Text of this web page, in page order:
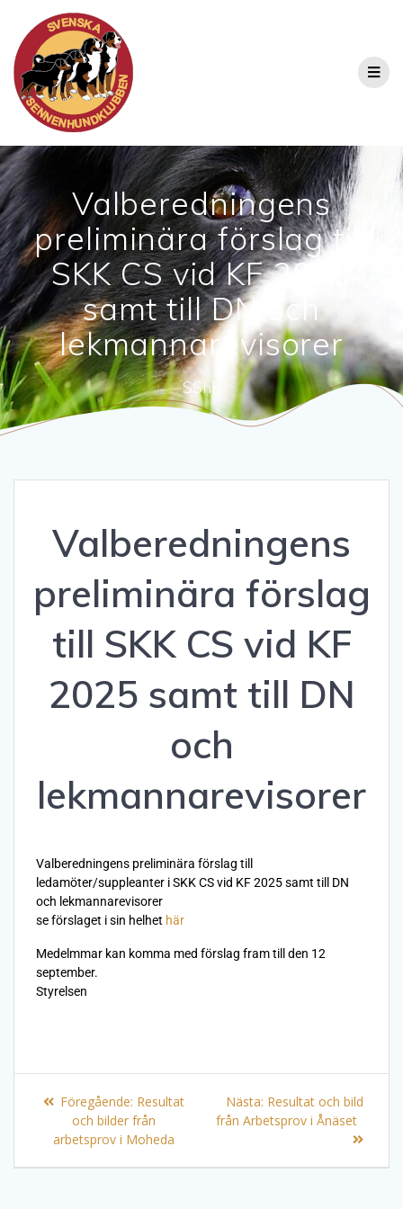
Valberedningens
preliminära förslag till
SKK CS vid KF 2025
samt till DN och
lekmannarevisorer
SShK
Valberedningens
preliminära förslag
till SKK CS vid KF
2025 samt till DN
och
lekmannarevisorer
Valberedningens preliminära förslag till
ledamöter/suppleanter i SKK CS vid KF 2025 samt till DN
och lekmannarevisorer
se förslaget i sin helhet här
Medelmmar kan komma med förslag fram till den 12
september.
Styrelsen
Föregående: Resultat
och bilder från
arbetsprov i Moheda
Nästa: Resultat och bild
från Arbetsprov i Ånäset